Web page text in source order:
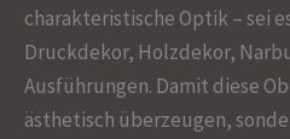
charakteristische Optik – sei
Druckdekor, Holzdekor,
Ausführungen. Damit diese
ästhetisch überzeugen,